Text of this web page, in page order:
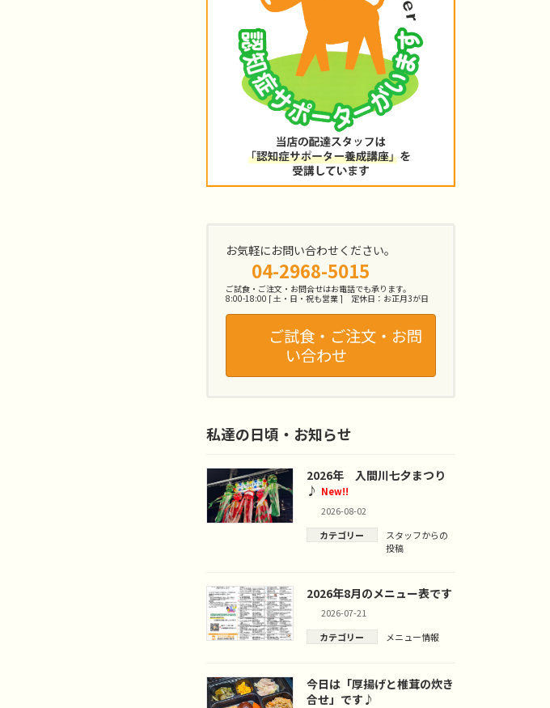
お気軽にお問い合わせください。
04-2968-5015
ご試食・ご注文・お問合せはお電話でも承ります。
8:00-18:00 [ 土・日・祝も営業 ] 定休日：お正月3が日
ご試食・ご注文・お問
い合わせ
私達の日頃・お知らせ
2026年 入間川七夕まつり
♪ New!!
2026-08-02
カテゴリー
スタッフからの
投稿
2026年8月のメニュー表です
2026-07-21
カテゴリー
メニュー情報
今日は「厚揚げと椎茸の炊き
合せ」です♪